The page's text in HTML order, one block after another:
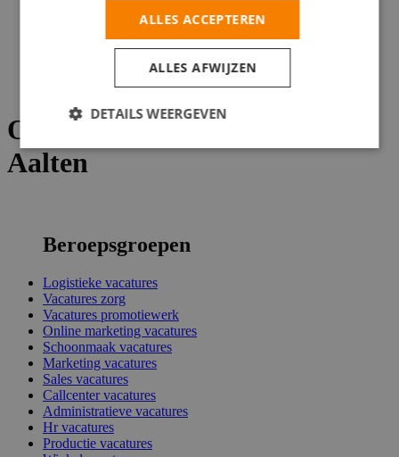
Overzicht pagina vacatures
Aalten
Beroepsgroepen
Logistieke vacatures
Vacatures zorg
Vacatures promotiewerk
Online marketing vacatures
Schoonmaak vacatures
Marketing vacatures
Sales vacatures
Callcenter vacatures
Administratieve vacatures
Hr vacatures
Productie vacatures
ALLES ACCEPTEREN
ALLES AFWIJZEN
DETAILS WEERGEVEN